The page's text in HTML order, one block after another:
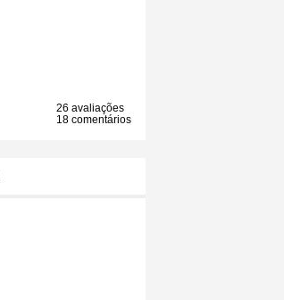
26 avaliações
18 comentários